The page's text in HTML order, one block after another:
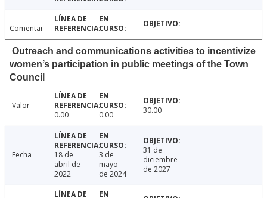
Comentar
Outreach and communications activities to incentivize
women’s participation in public meetings of the Town
Council
Valor
0.00
0.00 30.00
Fecha
18 de
abril de
2022
3 de
mayo
de 2024
31 de
diciembre
de 2027